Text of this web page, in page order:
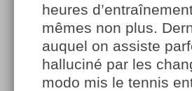
heures
mêmes non plus.
auquel on assiste
halluciné par les
modo mis le tennis